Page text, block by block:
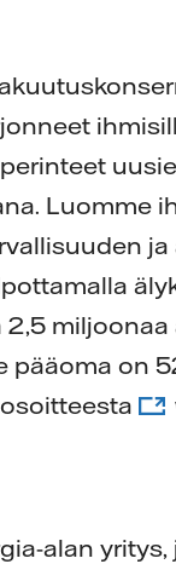
Luomme
ja
miljoonaa
pääoma on
alan